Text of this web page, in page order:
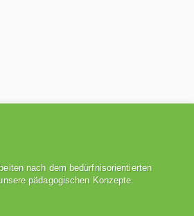
nach dem bedürfnisorientierten
pädagogischen Konzepte.